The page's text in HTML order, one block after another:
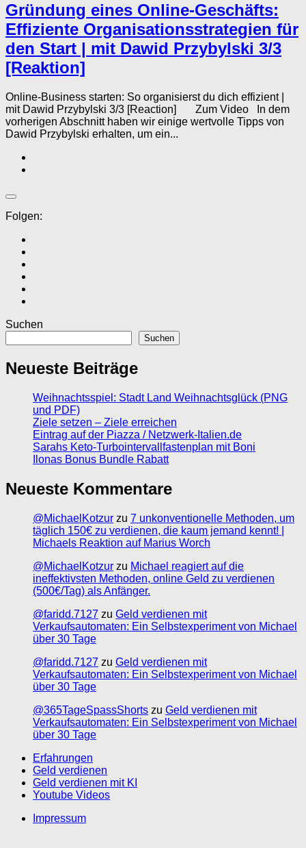
Gründung eines Online-Geschäfts:
Effiziente Organisationsstrategien für
den Start | mit Dawid Przybylski 3/3
[Reaktion]
Online-Business starten: So organisierst du dich effizient |
mit Dawid Przybylski 3/3 [Reaction] Zum Video In dem
vorherigen Abschnitt haben wir einige wertvolle Tipps von
Dawid Przybylski erhalten, um ein...
Folgen:
Suchen
Suchen
Neueste Beiträge
Weihnachtsspiel: Stadt Land Weihnachtsglück (PNG
und PDF)
Ziele setzen – Ziele erreichen
Eintrag auf der Piazza / Netzwerk-Italien.de
Sarahs Keto-Turbointervallfastenplan mit Boni
Ilonas Bonus Bundle Rabatt
Neueste Kommentare
@MichaelKotzur zu 7 unkonventionelle Methoden, um
täglich 150€ zu verdienen, die kaum jemand kennt! |
Michaels Reaktion auf Marius Worch
@MichaelKotzur zu Michael reagiert auf die
ineffektivsten Methoden, online Geld zu verdienen
(500€/Tag) als Anfänger.
@faridd.7127 zu Geld verdienen mit
Verkaufsautomaten: Ein Selbstexperiment von Michael
über 30 Tage
@faridd.7127 zu Geld verdienen mit
Verkaufsautomaten: Ein Selbstexperiment von Michael
über 30 Tage
@365TageSpassShorts zu Geld verdienen mit
Verkaufsautomaten: Ein Selbstexperiment von Michael
über 30 Tage
Erfahrungen
Geld verdienen
Geld verdienen mit KI
Youtube Videos
Impressum